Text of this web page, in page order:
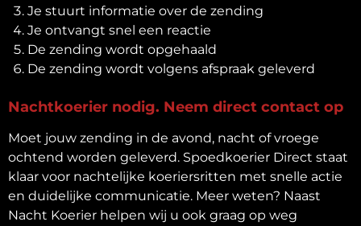
Je stuurt informatie over de zending
Je ontvangt snel een reactie
De zending wordt opgehaald
De zending wordt volgens afspraak geleverd
Nachtkoerier nodig. Neem direct contact op
Moet jouw zending in de avond, nacht of vroege
ochtend worden geleverd. Spoedkoerier Direct staat
klaar voor nachtelijke koeriersritten met snelle actie
en duidelijke communicatie. Meer weten? Naast
Nacht Koerier helpen wij u ook graag op weg